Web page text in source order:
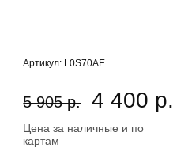
Артикул: L0S70AE
5 905 р. 4 400 р.
Цена за наличные и по
картам